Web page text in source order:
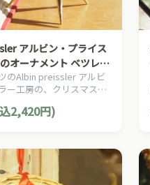
アルビン・プライス
オーナメント ベツレヘ
立体 大 3D 木製オーナ
のAlbin preissler アルビ
ー工房の、クリスマスを
2,420円)